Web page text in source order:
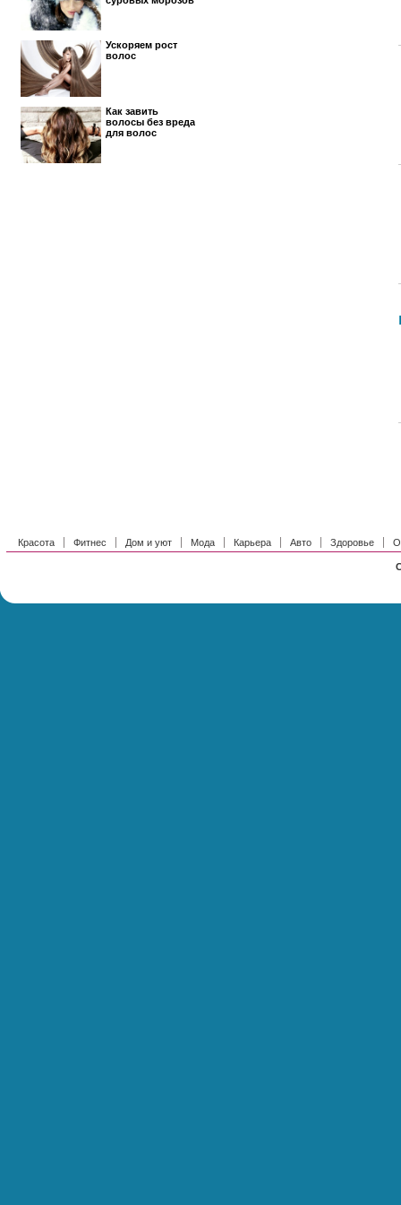
Ускоряем рост
волос
Как завить
волосы без вреда
для волос
Красота Фитнес Дом и уют Мода Карьера Авто Здоровье